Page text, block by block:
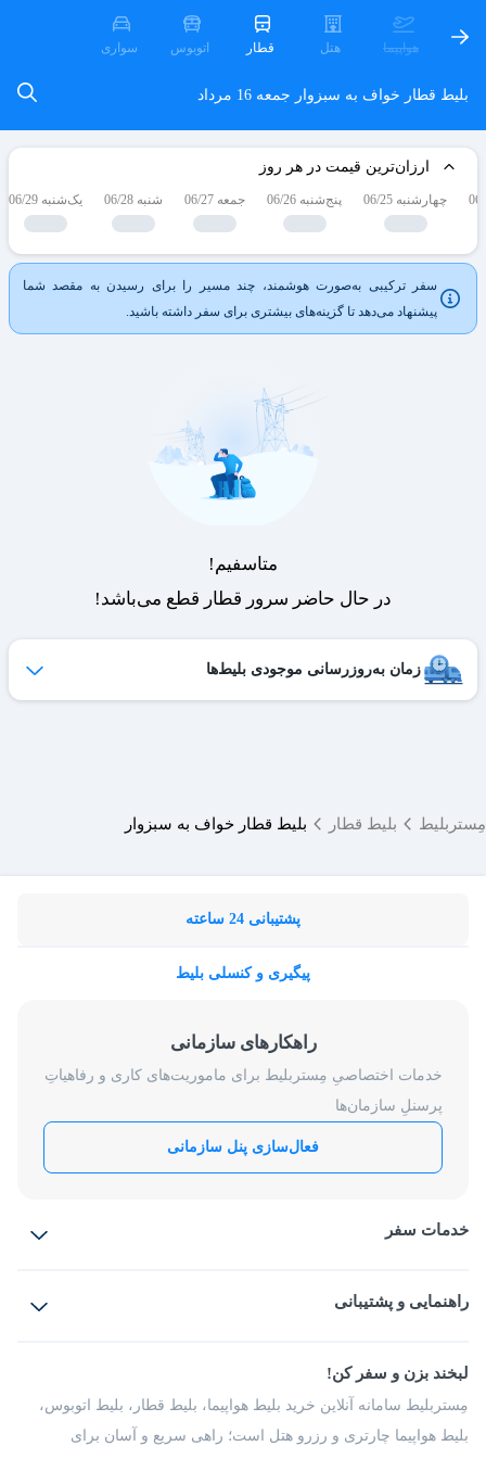
هواپیما هتل قطار اتوبوس سواری
بلیط قطار خواف به سبزوار جمعه 16 مرداد
ارزان‌ترین قیمت در هر روز
چهارشنبه 06/25 پنج‌شنبه 06/26 جمعه 06/27 شنبه 06/28 یک‌شنبه 06/29
سفر ترکیبی به‌صورت هوشمند، چند مسیر را برای رسیدن به مقصد شما
پیشنهاد می‌دهد تا گزینه‌های بیشتری برای سفر داشته باشید.
زمان به‌روزرسانی موجودی بلیط‌ها
متاسفیم!
در حال حاضر سرور قطار قطع می‌باشد!
مِستربلیط بلیط قطار بلیط قطار خواف به سبزوار
پشتیبانی 24 ساعته
پیگیری و کنسلی بلیط
راهکارهای سازمانی
خدمات اختصاصیِ مِستربلیط برای ماموریت‌های کاری و رفاهیاتِ
پرسنلِ سازمان‌ها
فعال‌سازی پنل سازمانی
خدمات سفر
بلیط قطار
راهنمایی و پشتیبانی
شرایط و مقررات
راهکار سازمانی
فرصت‌های شغلی
درباره ما
لبخند بزن و سفر کن!
مِستربلیط سامانه آنلاین خرید بلیط هواپیما، بلیط قطار، بلیط اتوبوس،
بلیط هواپیما چارتری و رزرو هتل است؛ راهی سریع و آسان برای